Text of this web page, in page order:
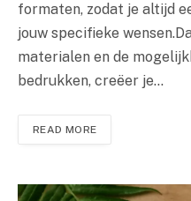
formaten, zodat je altijd
jouw specifieke
materialen en de
bedrukken, creëer je…
READ MORE